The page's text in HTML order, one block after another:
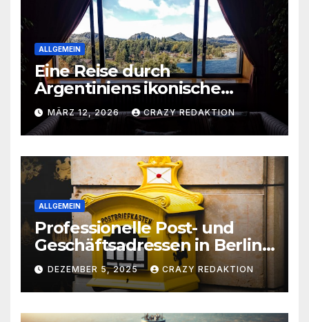
ALLGEMEIN
Eine Reise durch
Argentiniens ikonische
Wahrzeichen und
verborgene Schätze
MÄRZ 12, 2026 CRAZY REDAKTION
ALLGEMEIN
Professionelle Post- und
Geschäftsadressen in Berlin
für Privatpersonen, Gründer
und Unternehmen
DEZEMBER 5, 2025 CRAZY REDAKTION